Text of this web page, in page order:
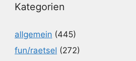
Kategorien
allgemein (445)
fun/raetsel (272)